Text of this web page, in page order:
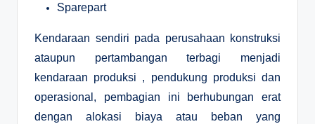
Sparepart
Kendaraan sendiri pada perusahaan konstruksi
ataupun pertambangan terbagi menjadi
kendaraan produksi , pendukung produksi dan
operasional, pembagian ini berhubungan erat
dengan alokasi biaya atau beban yang